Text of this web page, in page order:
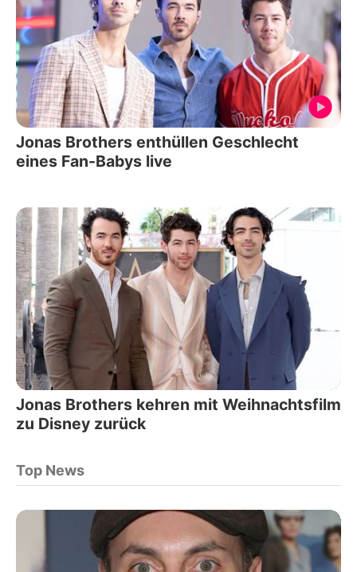
Jonas Brothers enthüllen Geschlecht
eines Fan-Babys live
Jonas Brothers kehren mit Weihnachtsfilm
zu Disney zurück
Top News